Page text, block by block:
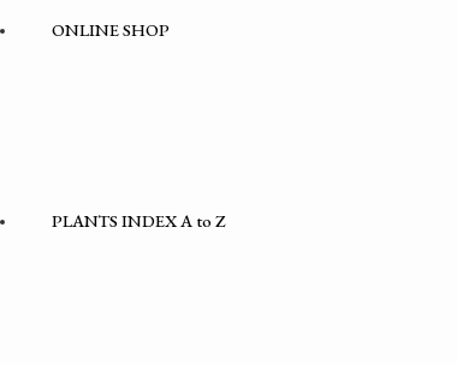
ONLINE SHOP
PLANTS INDEX A to Z